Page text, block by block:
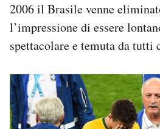
2006 il Brasile venne
l’impressione di essere
spettacolare e temuta da tutti